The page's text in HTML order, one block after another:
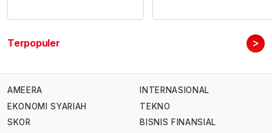
Terpopuler >
AMEERA
EKONOMI SYARIAH
SKOR
INTERNASIONAL
TEKNO
BISNIS FINANSIAL